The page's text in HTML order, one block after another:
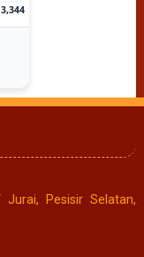
3,344
Pesisir Selatan,